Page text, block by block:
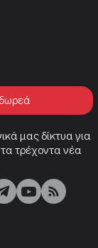
μας δίκτυα για
τρέχοντα νέα